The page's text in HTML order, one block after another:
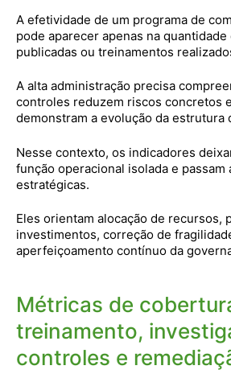
A efetividade de um programa de
pode aparecer apenas na
publicadas ou treinamentos
A alta administração precisa
controles reduzem riscos concretos
demonstram a evolução da estrutura
Nesse contexto, os indicadores
função operacional isolada e passam
estratégicas.
Eles orientam alocação de recursos,
investimentos, correção de
aperfeiçoamento contínuo da
Métricas de
treinamento,
controles e